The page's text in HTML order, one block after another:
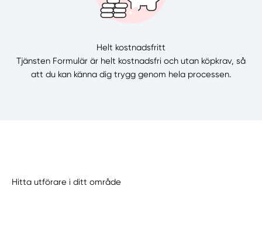
Helt kostnadsfritt
Tjänsten Formulär är helt kostnadsfri och utan köpkrav, så
att du kan känna dig trygg genom hela processen.
Hitta utförare i ditt område